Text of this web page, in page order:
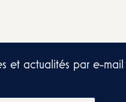
et actualités par e-mail​